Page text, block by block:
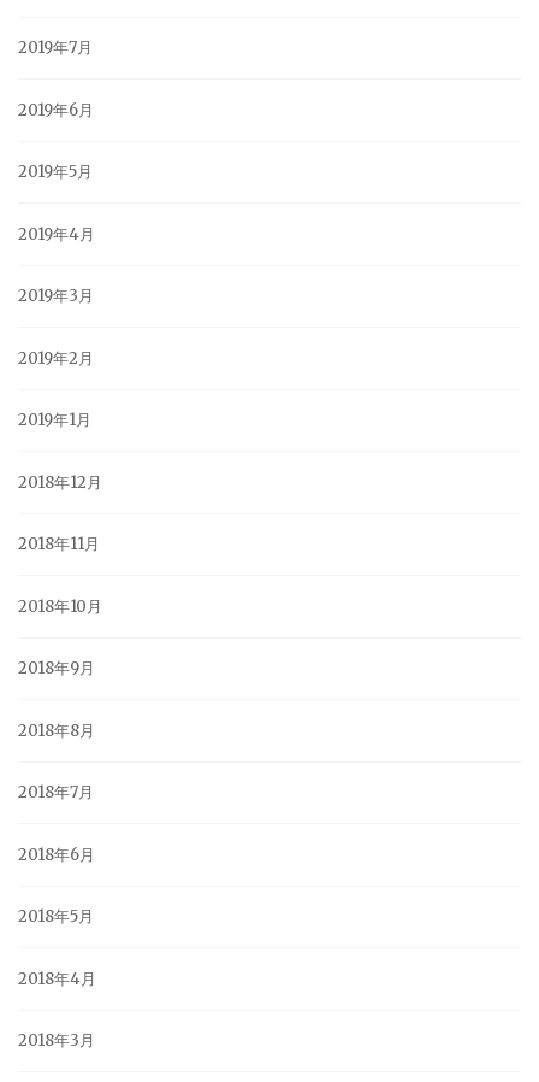
2019年7月
2019年6月
2019年5月
2019年4月
2019年3月
2019年2月
2019年1月
2018年12月
2018年11月
2018年10月
2018年9月
2018年8月
2018年7月
2018年6月
2018年5月
2018年4月
2018年3月